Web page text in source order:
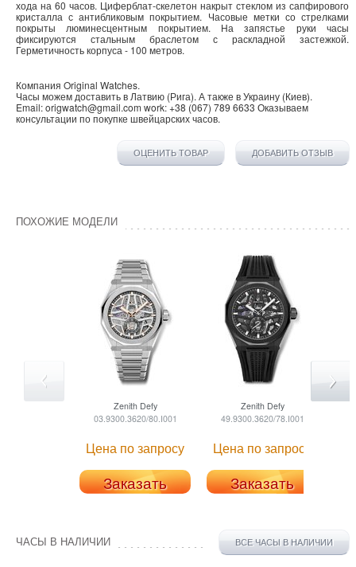
хода на 60 часов. Циферблат-скелетон накрыт стеклом из сапфирового
кристалла с антибликовым покрытием. Часовые метки со стрелками
покрыты люминесцентным покрытием. На запястье руки часы
фиксируются стальным браслетом с раскладной застежкой.
Герметичность корпуса - 100 метров.
Компания Original Watches.
Часы можем доставить в Латвию (Рига). А также вУкраину (Киев).
Email:origwatch@gmail.com work:+38 (067) 789 6633 Оказываем
консультации по покупке швейцарских часов.
ОЦЕНИТЬ ТОВАР ДОБАВИТЬ ОТЗЫВ
ПОХОЖИЕ МОДЕЛИ
ZenithDefy
03.9300.3620/80.I001
Цена по запросу
Заказать
ZenithDefy
49.9300.3620/78.I001
Цена по запросу
Заказать
ЧАСЫ В НАЛИЧИИ ВСЕ ЧАСЫ В НАЛИЧИИ